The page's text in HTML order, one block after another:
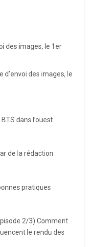
des images, le 1er
d’envoi des images, le
dans l’ouest.
de la rédaction
pratiques
2/3) Comment
le rendu des